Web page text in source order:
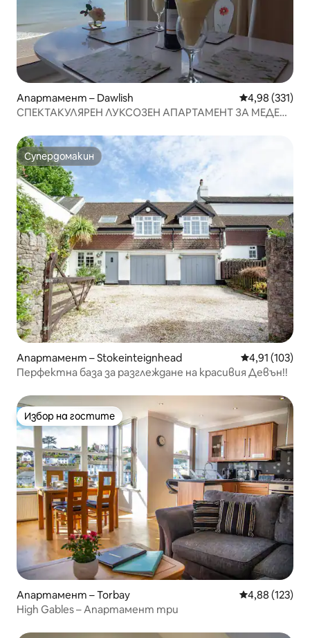
Апартамент – Dawlish Средна
4,98 (331)
СПЕКТАКУЛЯРЕН ЛУКСОЗЕН АПАРТАМЕНТ ЗА МЕДЕН
Супердомакин
Супердомакин
Апартамент – Stokeinteignhead Средна
4,91 (103)
Перфектна база за разглеждане на красивия Девън!!
Избор на гостите
Избор на гостите
Апартамент – Torbay Средна
4,88 (123)
High Gables – Апартамент три